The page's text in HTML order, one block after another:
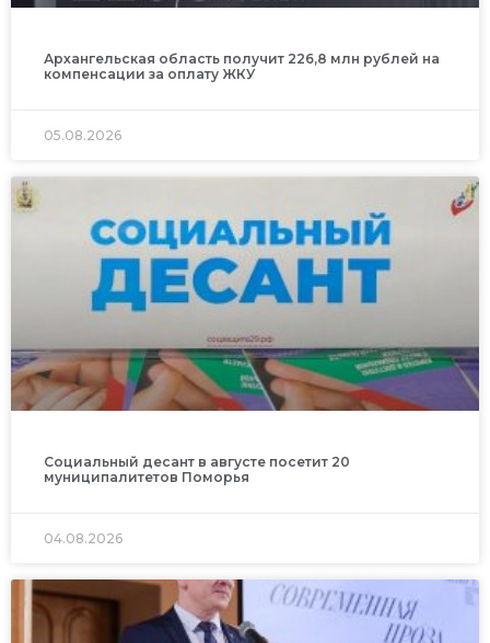
Архангельская область получит 226,8 млн рублей на
компенсации за оплату ЖКУ
05.08.2026
Социальный десант в августе посетит 20
муниципалитетов Поморья
04.08.2026